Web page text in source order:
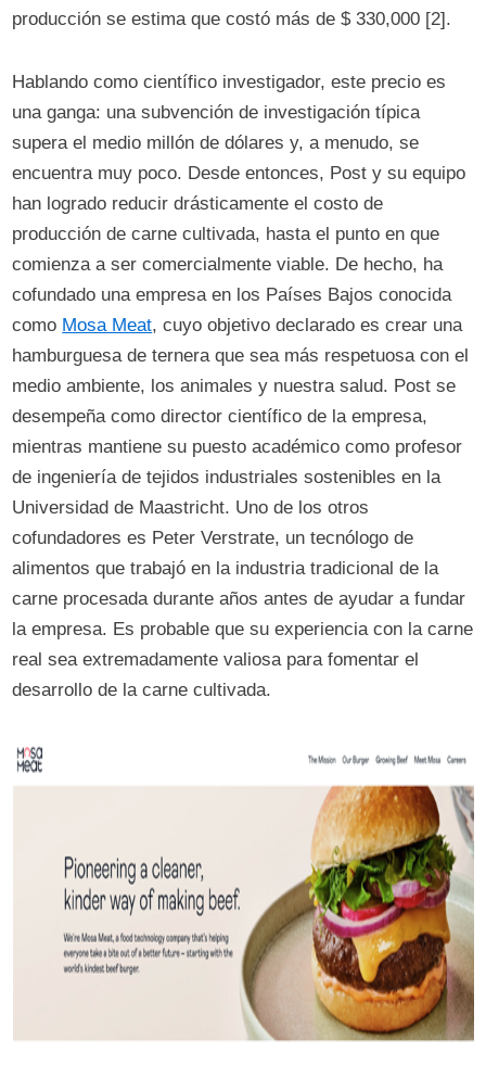
producción se estima que costó más de $ 330,000 [2].
Hablando como científico investigador, este precio es
una ganga: una subvención de investigación típica
supera el medio millón de dólares y, a menudo, se
encuentra muy poco. Desde entonces, Post y su equipo
han logrado reducir drásticamente el costo de
producción de carne cultivada, hasta el punto en que
comienza a ser comercialmente viable. De hecho, ha
cofundado una empresa en los Países Bajos conocida
como Mosa Meat, cuyo objetivo declarado es crear una
hamburguesa de ternera que sea más respetuosa con el
medio ambiente, los animales y nuestra salud. Post se
desempeña como director científico de la empresa,
mientras mantiene su puesto académico como profesor
de ingeniería de tejidos industriales sostenibles en la
Universidad de Maastricht. Uno de los otros
cofundadores es Peter Verstrate, un tecnólogo de
alimentos que trabajó en la industria tradicional de la
carne procesada durante años antes de ayudar a fundar
la empresa. Es probable que su experiencia con la carne
real sea extremadamente valiosa para fomentar el
desarrollo de la carne cultivada.